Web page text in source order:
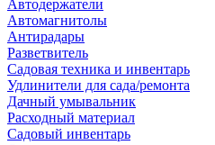
Автодержатели
Автомагнитолы
Антирадары
Разветвитель
Садовая техника и инвентарь
Удлинители для сада/ремонта
Дачный умывальник
Расходный материал
Садовый инвентарь